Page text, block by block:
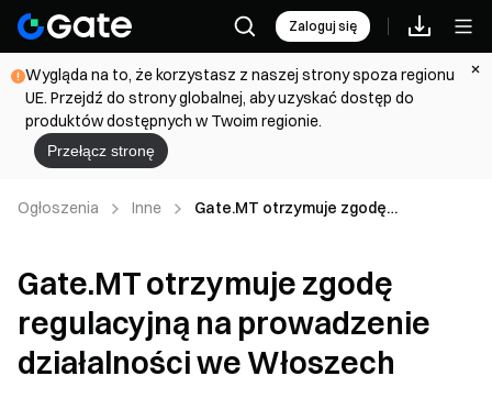
Zaloguj się
Wygląda na to, że korzystasz z naszej strony spoza regionu
UE. Przejdź do strony globalnej, aby uzyskać dostęp do
produktów dostępnych w Twoim regionie.
Przełącz stronę
Ogłoszenia Inne
Gate.MT otrzymuje zgodę
Gate.MT otrzymuje zgodę
regulacyjną na prowadzenie
działalności we Włoszech